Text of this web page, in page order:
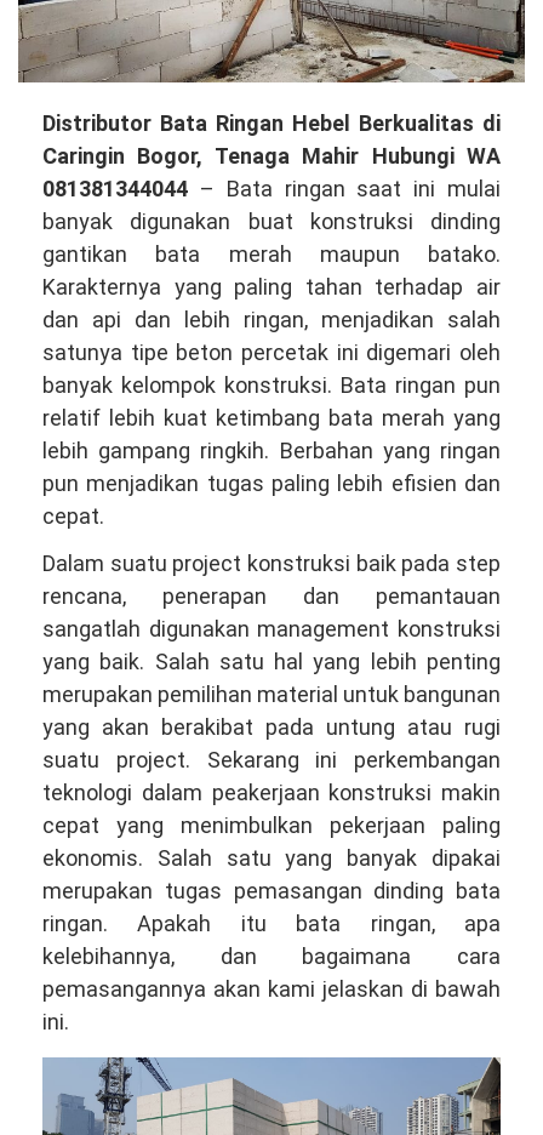
Distributor
Bata
Ringan
Hebel
Berkualitas
di
Caringin
Bogor,
Tenaga
Mahir
Hubungi
WA
081381344044
Distributor Bata Ringan Hebel Berkualitas di
Caringin Bogor, Tenaga Mahir Hubungi WA
081381344044 – Bata ringan saat ini mulai
banyak digunakan buat konstruksi dinding
gantikan bata merah maupun batako.
Karakternya yang paling tahan terhadap air
dan api dan lebih ringan, menjadikan salah
satunya tipe beton percetak ini digemari oleh
banyak kelompok konstruksi. Bata ringan pun
relatif lebih kuat ketimbang bata merah yang
lebih gampang ringkih. Berbahan yang ringan
pun menjadikan tugas paling lebih efisien dan
cepat.
Dalam suatu project konstruksi baik pada step
rencana, penerapan dan pemantauan
sangatlah digunakan management konstruksi
yang baik. Salah satu hal yang lebih penting
merupakan pemilihan material untuk bangunan
yang akan berakibat pada untung atau rugi
suatu project. Sekarang ini perkembangan
teknologi dalam peakerjaan konstruksi makin
cepat yang menimbulkan pekerjaan paling
ekonomis. Salah satu yang banyak dipakai
merupakan tugas pemasangan dinding bata
ringan. Apakah itu bata ringan, apa
kelebihannya, dan bagaimana cara
pemasangannya akan kami jelaskan di bawah
ini.